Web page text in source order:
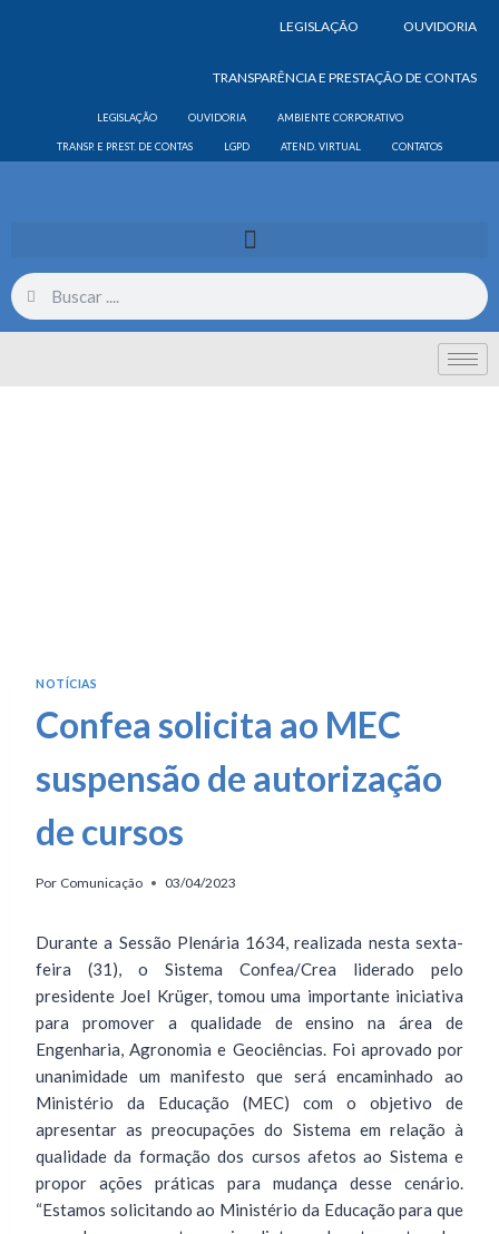
LEGISLAÇÃO OUVIDORIA
TRANSPARÊNCIA E PRESTAÇÃO DE CONTAS
LEGISLAÇÃO OUVIDORIA AMBIENTE CORPORATIVO
TRANSP. E PREST. DE CONTAS LGPD ATEND. VIRTUAL CONTATOS
NOTÍCIAS
Confea solicita ao MEC
suspensão de autorização
de cursos
Por Comunicação 03/04/2023
Durante a Sessão Plenária 1634, realizada nesta sexta-
feira (31), o Sistema Confea/Crea liderado pelo
presidente Joel Krüger, tomou uma importante iniciativa
para promover a qualidade de ensino na área de
Engenharia, Agronomia e Geociências. Foi aprovado por
unanimidade um manifesto que será encaminhado ao
Ministério da Educação (MEC) com o objetivo de
apresentar as preocupações do Sistema em relação à
qualidade da formação dos cursos afetos ao Sistema e
propor ações práticas para mudança desse cenário.
“Estamos solicitando ao Ministério da Educação para que